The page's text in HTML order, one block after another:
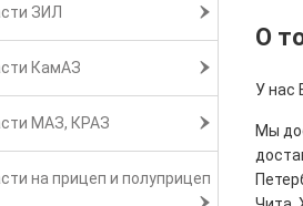
ЗИЛ
КамАЗ
МАЗ, КРАЗ
на прицеп и полуприцеп
О
У нас
Мы